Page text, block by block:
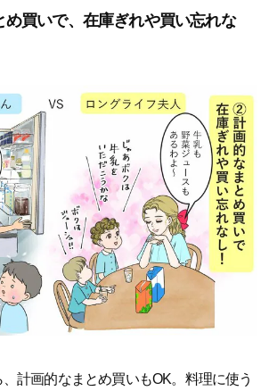
め買いで、在庫ぎれや買い忘れな
計画的なまとめ買いもOK。料理に使う